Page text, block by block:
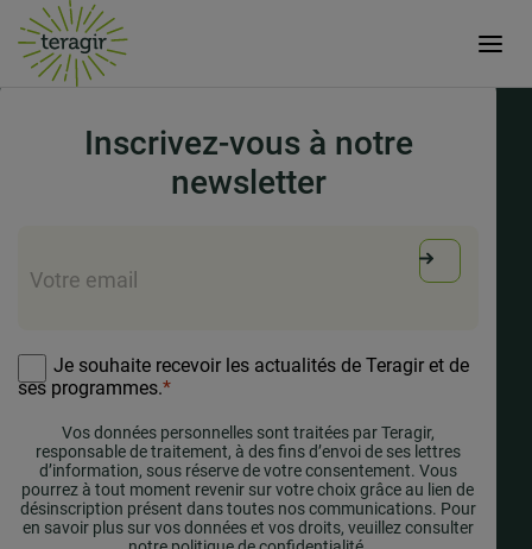
15 mars 2024
Inscrivez-vous à notre
newsletter
RGPD*
Je souhaite recevoir les actualités de Teragir et de
ses programmes.*
Vos données personnelles sont traitées par Teragir,
responsable de traitement, à des fins d’envoi de ses lettres
d’information, sous réserve de votre consentement. Vous
pourrez à tout moment revenir sur votre choix grâce au lien de
désinscription présent dans toutes nos communications. Pour
en savoir plus sur vos données et vos droits, veuillez consulter